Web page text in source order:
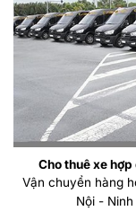
Cho thuê xe
Vận chuyển hàng
Nội -